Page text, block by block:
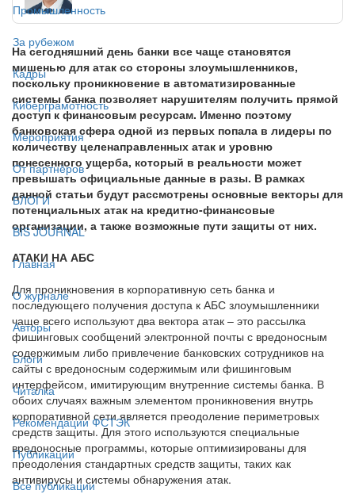
Промышленность
За рубежом
Кадры
Киберграмотность
Мероприятия
От партнёров
БЛОГИ
BIS JOURNAL
Главная
О журнале
Авторы
Блоги
Читалка
Рекомендации ФСТЭК
Публикации
Все публикации
На сегодняшний день банки все чаще становятся
мишенью для атак со стороны злоумышленников,
поскольку проникновение в автоматизированные
системы банка позволяет нарушителям получить прямой
доступ к финансовым ресурсам. Именно поэтому
банковская сфера одной из первых попала в лидеры по
количеству целенаправленных атак и уровню
понесенного ущерба, который в реальности может
превышать официальные данные в разы. В рамках
данной статьи будут рассмотрены основные векторы для
потенциальных атак на кредитно-финансовые
организации, а также возможные пути защиты от них.
АТАКИ НА АБС
Для проникновения в корпоративную сеть банка и
последующего получения доступа к АБС злоумышленники
чаще всего используют два вектора атак – это рассылка
фишинговых сообщений электронной почты с вредоносным
содержимым либо привлечение банковских сотрудников на
сайты с вредоносным содержимым или фишинговым
интерфейсом, имитирующим внутренние системы банка. В
обоих случаях важным элементом проникновения внутрь
корпоративной сети является преодоление периметровых
средств защиты. Для этого используются специальные
вредоносные программы, которые оптимизированы для
преодоления стандартных средств защиты, таких как
антивирусы и системы обнаружения атак.